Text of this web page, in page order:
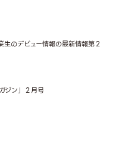
のデビュー情報の最新情報第２
ジン」２月号